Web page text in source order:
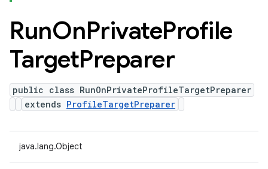
RunOnPrivateProfile
TargetPreparer
public class RunOnPrivateProfileTargetPreparer
extends ProfileTargetPreparer
java.lang.Object